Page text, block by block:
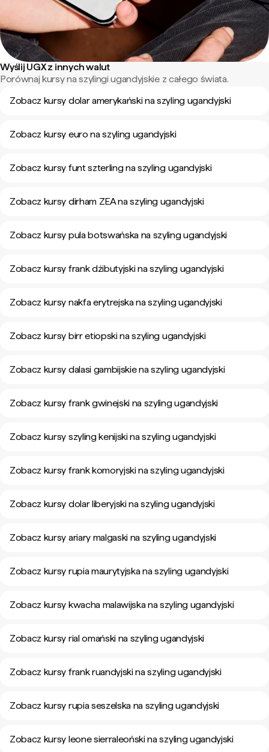
Wyślij UGX z innych walut
Porównaj kursy na szylingi ugandyjskie z całego świata.
Zobacz kursy dolar amerykański na szyling ugandyjski
Zobacz kursy euro na szyling ugandyjski
Zobacz kursy funt szterling na szyling ugandyjski
Zobacz kursy dirham ZEA na szyling ugandyjski
Zobacz kursy pula botswańska na szyling ugandyjski
Zobacz kursy frank dżibutyjski na szyling ugandyjski
Zobacz kursy nakfa erytrejska na szyling ugandyjski
Zobacz kursy birr etiopski na szyling ugandyjski
Zobacz kursy dalasi gambijskie na szyling ugandyjski
Zobacz kursy frank gwinejski na szyling ugandyjski
Zobacz kursy szyling kenijski na szyling ugandyjski
Zobacz kursy frank komoryjski na szyling ugandyjski
Zobacz kursy dolar liberyjski na szyling ugandyjski
Zobacz kursy ariary malgaski na szyling ugandyjski
Zobacz kursy rupia maurytyjska na szyling ugandyjski
Zobacz kursy kwacha malawijska na szyling ugandyjski
Zobacz kursy rial omański na szyling ugandyjski
Zobacz kursy frank ruandyjski na szyling ugandyjski
Zobacz kursy rupia seszelska na szyling ugandyjski
Zobacz kursy leone sierraleoński na szyling ugandyjski